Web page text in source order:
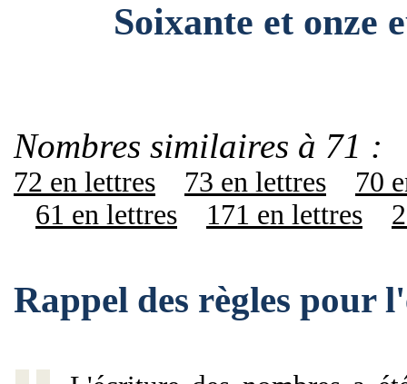
Soixante et onze
Nombres similaires à 71 :
72 en lettres 73 en lettres
70
61 en lettres
171 en lettres
Rappel des règles pour